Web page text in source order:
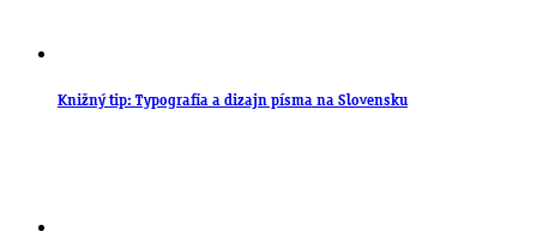
Knižný tip: Typografia a dizajn písma na Slovensku